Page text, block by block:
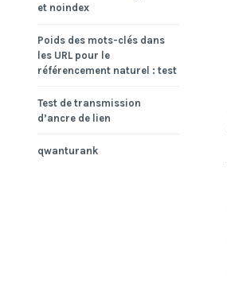
et noindex
Poids des mots-clés dans
les URL pour le
référencement naturel : test
Test de transmission
d’ancre de lien
qwanturank